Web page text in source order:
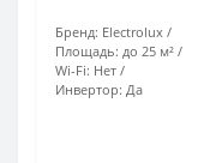
Бренд: Electrolux
Площадь: до 25 м²
Wi-Fi: Нет
Инвертор: Да